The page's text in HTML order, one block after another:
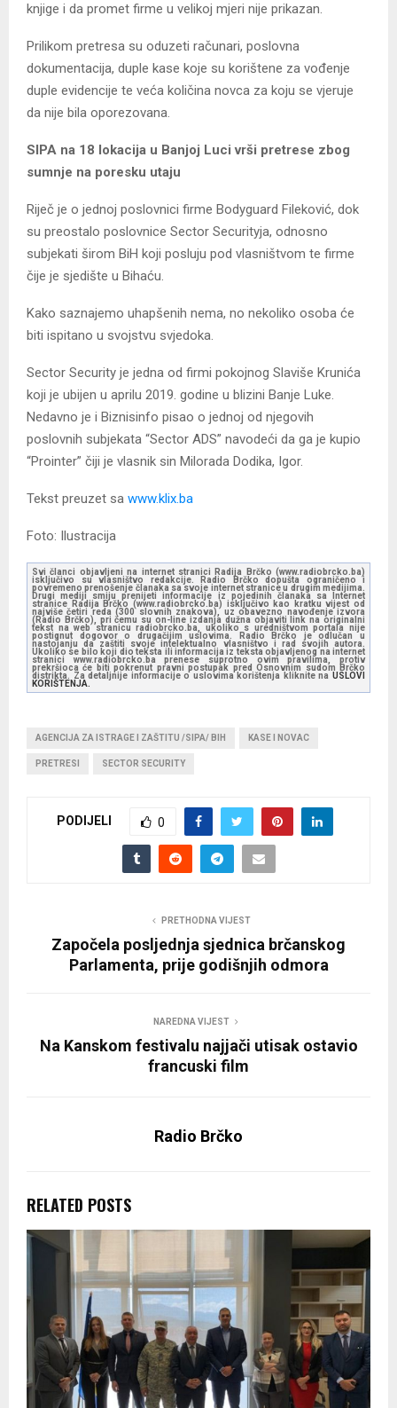
knjige i da promet firme u velikoj mjeri nije prikazan.
Prilikom pretresa su oduzeti računari, poslovna
dokumentacija, duple kase koje su korištene za vođenje
duple evidencije te veća količina novca za koju se vjeruje
da nije bila oporezovana.
SIPA na 18 lokacija u Banjoj Luci vrši pretrese zbog
sumnje na poresku utaju
Riječ je o jednoj poslovnici firme Bodyguard Fileković, dok
su preostalo poslovnice Sector Securityja, odnosno
subjekati širom BiH koji posluju pod vlasništvom te firme
čije je sjedište u Bihaću.
Kako saznajemo uhapšenih nema, no nekoliko osoba će
biti ispitano u svojstvu svjedoka.
Sector Security je jedna od firmi pokojnog Slaviše Krunića
koji je ubijen u aprilu 2019. godine u blizini Banje Luke.
Nedavno je i Biznisinfo pisao o jednoj od njegovih
poslovnih subjekata “Sector ADS” navodeći da ga je kupio
“Prointer” čiji je vlasnik sin Milorada Dodika, Igor.
Tekst preuzet sa www.klix.ba
Foto: Ilustracija
Svi članci objavljeni na internet stranici Radija Brčko (www.radiobrcko.ba)
isključivo su vlasništvo redakcije. Radio Brčko dopušta ograničeno i
povremeno prenošenje članaka sa svoje internet stranice u drugim medijima.
Drugi mediji smiju prenijeti informacije iz pojedinih članaka sa Internet
stranice Radija Brčko (www.radiobrcko.ba) isključivo kao kratku vijest od
najviše četiri reda (300 slovnih znakova), uz obavezno navođenje izvora
(Radio Brčko), pri čemu su on-line izdanja dužna objaviti link na originalni
tekst na web stranicu radiobrcko.ba, ukoliko s uredništvom portala nije
postignut dogovor o drugačijim uslovima. Radio Brčko je odlučan u
nastojanju da zaštiti svoje intelektualno vlasništvo i rad svojih autora.
Ukoliko se bilo koji dio teksta ili informacija iz teksta objavljenog na internet
stranici www.radiobrcko.ba prenese suprotno ovim pravilima, protiv
prekršioca će biti pokrenut pravni postupak pred Osnovnim sudom Brčko
distrikta. Za detaljnije informacije o uslovima korištenja kliknite na USLOVI
KORIŠTENJA.
AGENCIJA ZA ISTRAGE I ZAŠTITU /SIPA/ BIH KASE I NOVAC
PRETRESI SECTOR SECURITY
PODIJELI 0
PRETHODNA VIJEST
Započela posljednja sjednica brčanskog
Parlamenta, prije godišnjih odmora
NAREDNA VIJEST
Na Kanskom festivalu najjači utisak ostavio
francuski film
Radio Brčko
RELATED POSTS